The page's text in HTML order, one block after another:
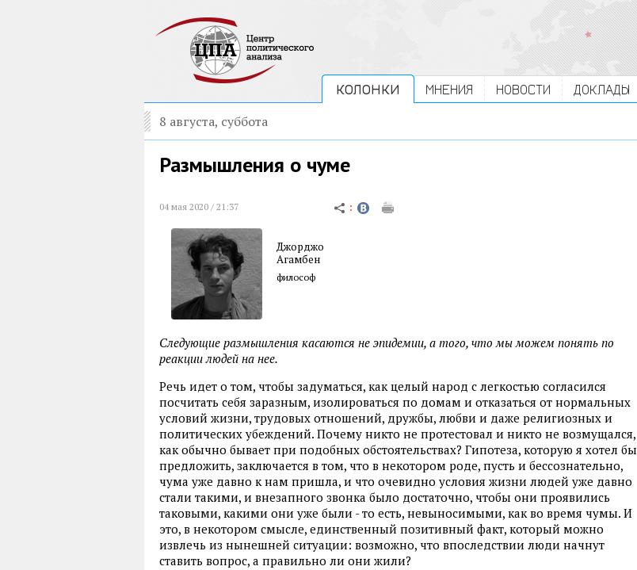
КОЛОНКИ МНЕНИЯ НОВОСТИ ДОКЛАДЫ
8 августа, суббота
Размышления о чуме
04 мая 2020 / 21:37
Джорджо
Агамбен
философ
Следующие размышления касаются не эпидемии, а того, что мы можем понять по
реакции людей на нее.
Речь идет о том, чтобы задуматься, как целый народ с легкостью согласился
посчитать себя заразным, изолироваться по домам и отказаться от нормальных
условий жизни, трудовых отношений, дружбы, любви и даже религиозных и
политических убеждений. Почему никто не протестовал и никто не возмущался,
как обычно бывает при подобных обстоятельствах? Гипотеза, которую я хотел бы
предложить, заключается в том, что в некотором роде, пусть и бессознательно,
чума уже давно к нам пришла, и что очевидно условия жизни людей уже давно
стали такими, и внезапного звонка было достаточно, чтобы они проявились
таковыми, какими они уже были - то есть, невыносимыми, как во время чумы. И
это, в некотором смысле, единственный позитивный факт, который можно
извлечь из нынешней ситуации: возможно, что впоследствии люди начнут
ставить вопрос, а правильно ли они жили?